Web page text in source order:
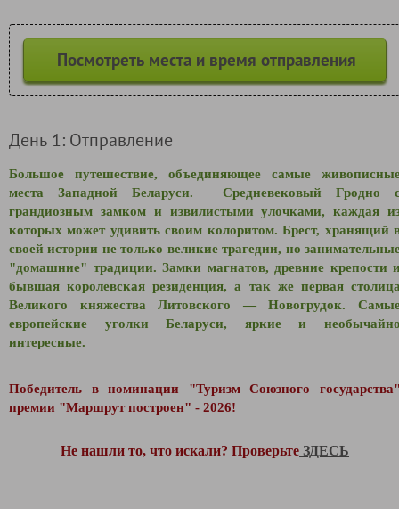
Посмотреть места и время отправления
День 1: Отправление
Большое путешествие, объединяющее самые
места Западной Беларуси. Средневековый Гродно
грандиозным замком и извилистыми улочками, каждая
которых может удивить своим колоритом. Брест, хранящий
своей истории не только великие трагедии, но
"домашние" традиции. Замки магнатов, древние крепости
бывшая королевская резиденция, а так же первая
Великого княжества Литовского —Новогрудок.
европейские уголки Беларуси, яркие и
интересные.
Победитель в номинации "Туризм Союзного
премии "Маршрут построен" - 2026!
Не нашли то, что искали? Проверьте ЗДЕСЬ